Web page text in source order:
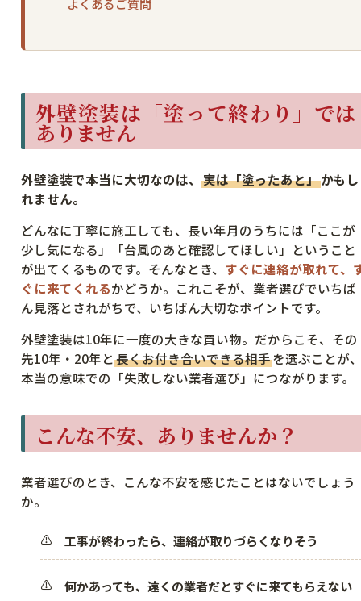
外壁塗装は「塗って終わり」では
ありません
外壁塗装で本当に大切なのは、 実は「塗ったあと」かもし
れません。
どんなに丁寧に施工しても、長い年月のうちには「ここが
少し気になる」「台風のあと確認してほしい」ということ
が出てくるものです。そんなとき、 すぐに連絡が取れて、
ぐに来てくれるかどうか。これこそが、業者選びでいちば
ん見落とされがちで、いちばん大切なポイントです。
外壁塗装は10年に一度の大きな買い物。だからこそ、その
先10年・20年と長くお付き合いできる相手を選ぶことが
本当の意味での「失敗しない業者選び」につながります。
こんな不安、ありませんか？
業者選びのとき、こんな不安を感じたことはないでしょう
か。
工事が終わったら、連絡が取りづらくなりそう
何かあっても、遠くの業者だとすぐに来てもらえない